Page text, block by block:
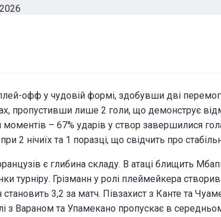
офф у чудовій формі, здобувши дві
пропустивши лише 2 голи, що демонструє
– 67% ударів у створ завершилися
2 нічиїх та 1 поразці, що свідчить про
є глибина складу. В атаці блищить
турніру. Грізманн у ролі плеймейкера
3,2 за матч. Півзахист з Канте та
з Вараном та Упамекано пропускає в